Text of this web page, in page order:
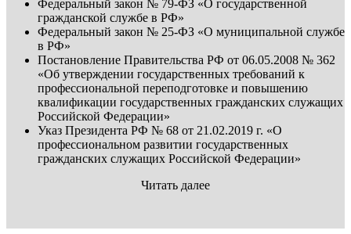
Федеральный закон № 79-ФЗ «О государственной
гражданской службе в РФ»
Федеральный закон № 25-ФЗ «О муниципальной службе
в РФ»
Постановление Правительства РФ от 06.05.2008 № 362
«Об утверждении государственных требований к
профессиональной переподготовке и повышению
квалификации государственных гражданских служащих
Российской Федерации»
Указ Президента РФ № 68 от 21.02.2019 г. «О
профессиональном развитии государственных
гражданских служащих Российской Федерации»
Читать далее